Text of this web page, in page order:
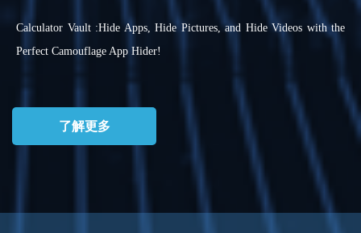
Calculator Vault :Hide Apps, Hide Pictures, and Hide Videos with the
Perfect Camouflage App Hider!
了解更多